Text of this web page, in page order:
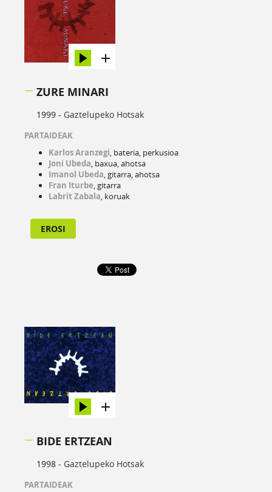
ZURE MINARI
1999 - Gaztelupeko Hotsak
PARTAIDEAK
Karlos Aranzegi, bateria, perkusioa
Joni Ubeda, baxua, ahotsa
Imanol Ubeda, gitarra, ahotsa
Fran Iturbe, gitarra
Labrit Zabala, koruak
EROSI
BIDE ERTZEAN
1998 - Gaztelupeko Hotsak
PARTAIDEAK